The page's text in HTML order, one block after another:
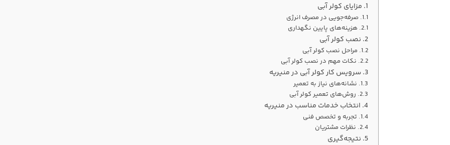
مزایای کولر آبی
صرفه‌جویی در مصرف انرژی
هزینه‌های پایین نگهداری
نصب کولر آبی
مراحل نصب کولر آبی
نکات مهم در نصب کولر آبی
سرویس کار کولر آبی در منیریه
نشانه‌های نیاز به تعمیر
روش‌های تعمیر کولر آبی
انتخاب خدمات مناسب در منیریه
تجربه و تخصص فنی
نظرات مشتریان
نتیجه‌گیری